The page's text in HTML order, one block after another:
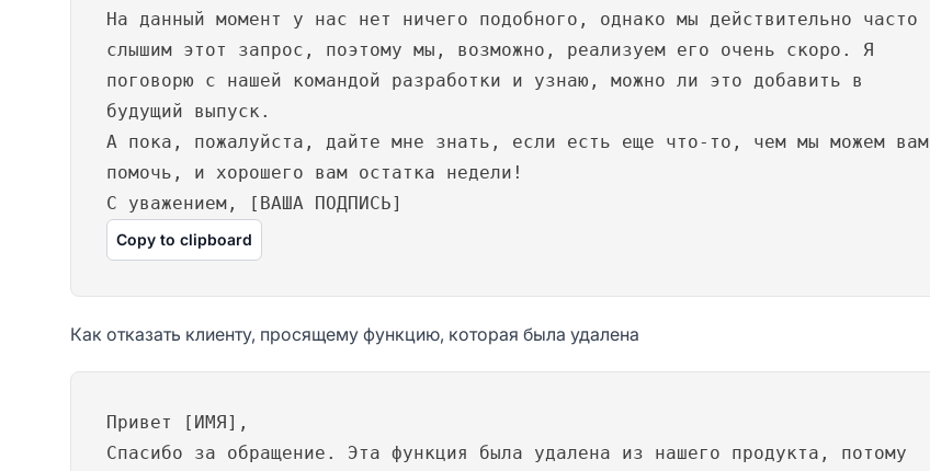
На данный момент у нас нет ничего подобного, однако мы действительно часто
слышим этот запрос, поэтому мы, возможно, реализуем его очень скоро. Я
поговорю с нашей командой разработки и узнаю, можно ли это добавить в
будущий выпуск.
А пока, пожалуйста, дайте мне знать, если есть еще что-то, чем мы можем вам
помочь, и хорошего вам остатка недели!
С уважением, [ВАША ПОДПИСЬ]
Copy to clipboard
Как отказать клиенту, просящему функцию, которая была удалена
Привет [ИМЯ],
Спасибо за обращение. Эта функция была удалена из нашего продукта, потому